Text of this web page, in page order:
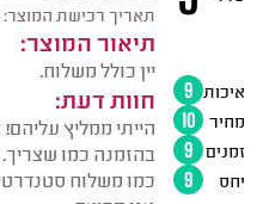
תאריך רכישת המוצר:
תיאור המוצר:
יין כולל משלוח.
חוות דעת:
הייתי ממליץ
בהזמנה כמו
איכות 9
מחיר
10
זמנים 9
יחס
9